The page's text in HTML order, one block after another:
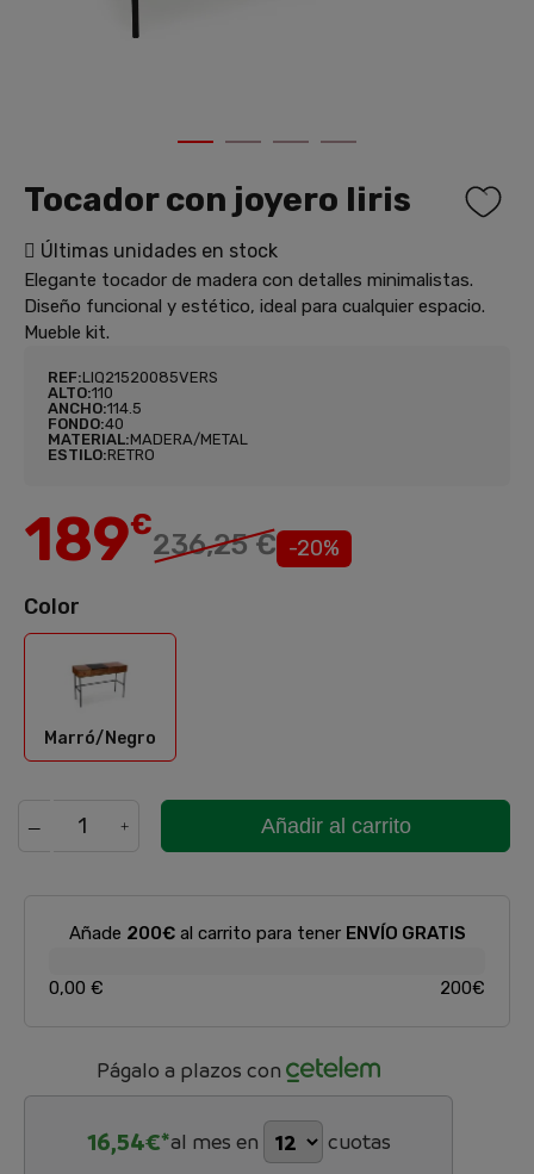
Tocador con joyero Iiris
Últimas unidades en stock
Elegante tocador de madera con detalles minimalistas.
Diseño funcional y estético, ideal para cualquier espacio.
Mueble kit.
REF:LIQ21520085VERS
ALTO:110
ANCHO:114.5
FONDO:40
MATERIAL:MADERA/METAL
ESTILO:RETRO
189€
236,25 € -20%
Color
Marró/Negro
Marró/Negro
Añadir al carrito
Añade 200€al carrito para tener ENVÍO GRATIS
0,00 € 200€
Págalo a plazos con
16,54€*al mes en cuotas